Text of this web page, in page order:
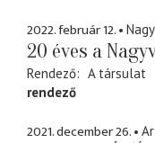
2022. február 12.
20 éves a
Rendező
A társulat
rendező
2021. december 26.